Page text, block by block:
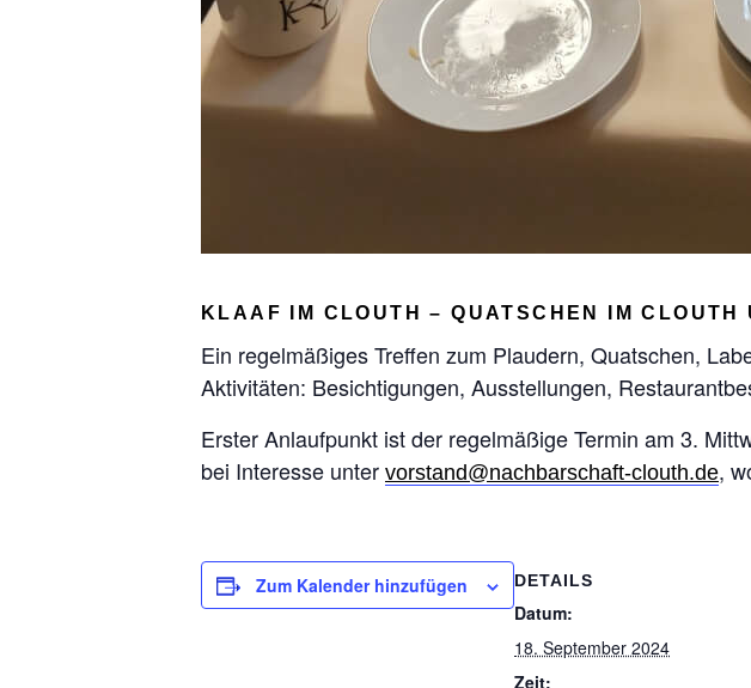
KLAAF IM CLOUTH – QUATSCHEN IM CLOUTH
Ein regelmäßiges Treffen zum Plaudern, Quatschen,
Aktivitäten: Besichtigungen, Ausstellungen,
Erster Anlaufpunkt ist der regelmäßige Termin am 3.
bei Interesse unter vorstand@nachbarschaft-clouth.de,
Zum Kalender hinzufügen DETAILS
Datum:
18. September 2024
Zeit: